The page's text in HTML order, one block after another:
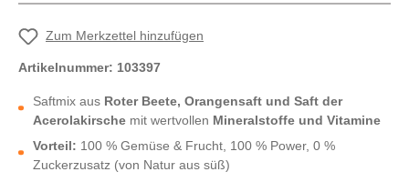
Zum Merkzettel hinzufügen
Artikelnummer: 103397
Saftmix aus Roter Beete, Orangensaft und Saft der
Acerolakirsche mit wertvollen Mineralstoffe und Vitamine
Vorteil: 100 % Gemüse & Frucht, 100 % Power, 0 %
Zuckerzusatz (von Natur aus süß)